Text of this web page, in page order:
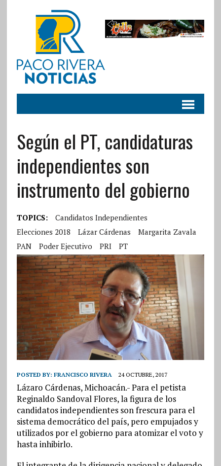
Según el PT, candidaturas
independientes son
instrumento del gobierno
TOPICS:
Candidatos Independientes
Elecciones 2018
Lázar Cárdenas
Margarita Zavala
PAN
Poder Ejecutivo PRI PT
POSTED BY: FRANCISCO RIVERA 24 OCTUBRE, 2017
Lázaro Cárdenas, Michoacán.- Para el petista
Reginaldo Sandoval Flores, la figura de los
candidatos independientes son frescura para el
sistema democrático del país, pero empujados y
utilizados por el gobierno para atomizar el voto y
hasta inhibirlo.